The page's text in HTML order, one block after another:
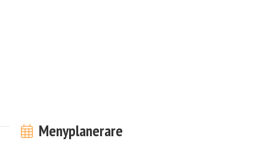
Menyplanerare